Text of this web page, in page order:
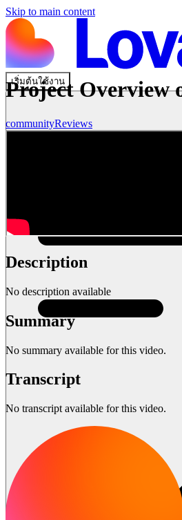
Skip to main content
เริ่มต้นใช้งาน
Project Overview
communityReviews
Description
No description available
Summary
No summary available for this video.
Transcript
No transcript available for this video.